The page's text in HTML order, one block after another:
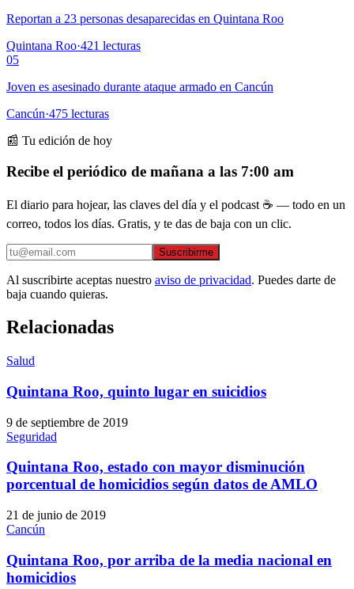
Reportan a 23 personas desaparecidas en Quintana Roo
Quintana Roo·421 lecturas
05
Joven es asesinado durante ataque armado en Cancún
Cancún·475 lecturas
📰 Tu edición de hoy
Recibe el periódico de mañana a las 7:00 am
El diario para hojear, las claves del día y el podcast ☕ — todo en un
correo, todos los días. Gratis, y te das de baja con un clic.
Suscribirme
Al suscribirte aceptas nuestro aviso de privacidad. Puedes darte de
baja cuando quieras.
Relacionadas
Salud
Quintana Roo, quinto lugar en suicidios
9 de septiembre de 2019
Seguridad
Quintana Roo, estado con mayor disminución
porcentual de homicidios según datos de AMLO
21 de junio de 2019
Cancún
Quintana Roo, por arriba de la media nacional en
homicidios